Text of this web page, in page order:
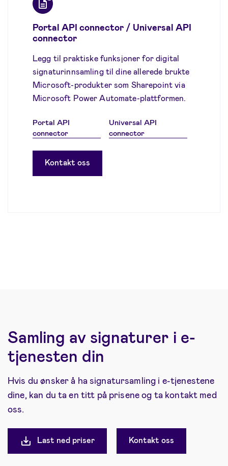
Portal API connector / Universal API
connector
Legg til praktiske funksjoner for digital
signaturinnsamling til dine allerede brukte
Microsoft-produkter som Sharepoint via
Microsoft Power Automate-plattformen.
Portal API
connector
Universal API
connector
Kontakt oss
Samling av signaturer i e-
tjenesten din
Hvis du ønsker å ha signatursamling i e-tjenestene
dine, kan du ta en titt på prisene og ta kontakt med
oss.
Last ned priser Kontakt oss